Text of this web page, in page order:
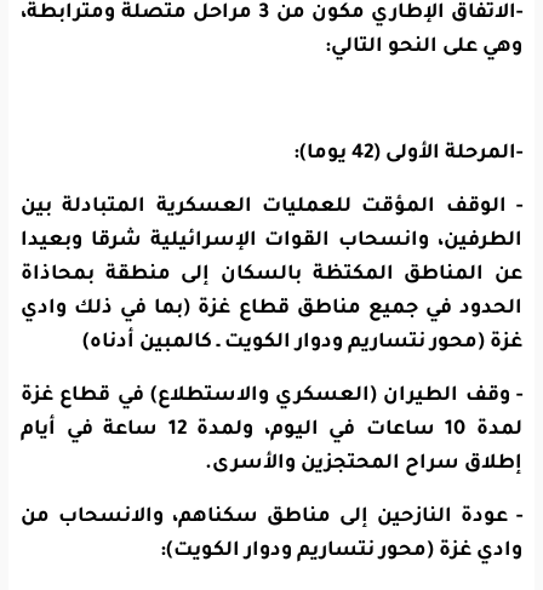
-الاتفاق الإطاري مكون من 3 مراحل متصلة ومترابطة،
وهي على النحو التالي:
-المرحلة الأولى (42 يوما):
- الوقف المؤقت للعمليات العسكرية المتبادلة بين
الطرفين، وانسحاب القوات الإسرائيلية شرقا وبعيدا
عن المناطق المكتظة بالسكان إلى منطقة بمحاذاة
الحدود في جميع مناطق قطاع غزة (بما في ذلك وادي
غزة (محور نتساريم ودوار الكويت ـ كالمبين أدناه)
- وقف الطيران (العسكري والاستطلاع) في قطاع غزة
لمدة 10 ساعات في اليوم، ولمدة 12 ساعة في أيام
إطلاق سراح المحتجزين والأسرى.
- عودة النازحين إلى مناطق سكناهم، والانسحاب من
وادي غزة (محور نتساريم ودوار الكويت):